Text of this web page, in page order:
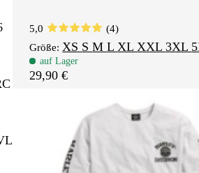
5,0
(4)
Größe: XS SML XL XXL3XL
auf Lager
29,90 €